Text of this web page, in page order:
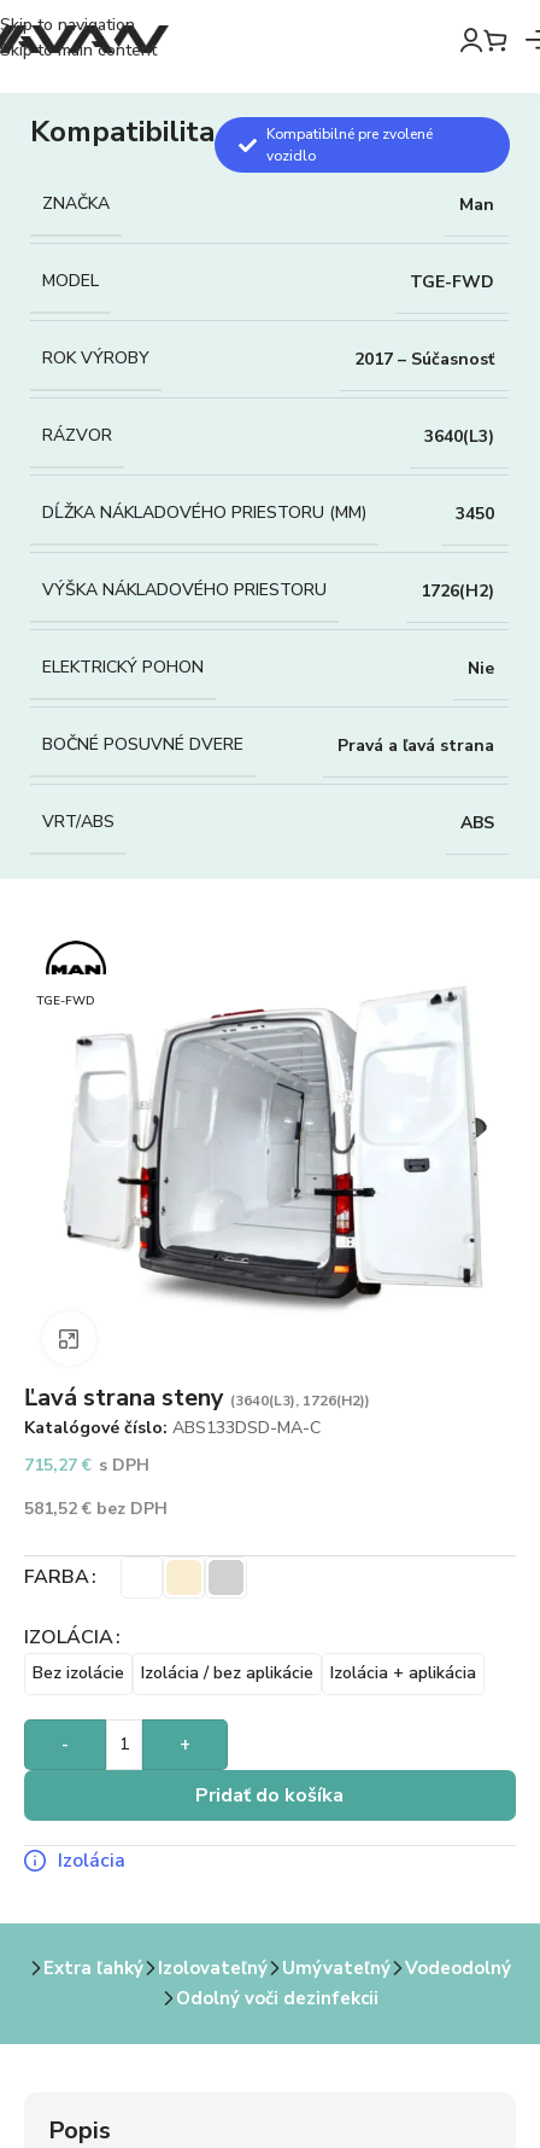
Skip to navigation
Skip to main content
Kompatibilita
Kompatibilné pre zvolené
vozidlo
ZNAČKA Man
MODEL TGE-FWD
ROK VÝROBY 2017 – Súčasnosť
RÁZVOR 3640(L3)
DĹŽKA NÁKLADOVÉHO PRIESTORU (MM) 3450
VÝŠKA NÁKLADOVÉHO PRIESTORU 1726(H2)
ELEKTRICKÝ POHON Nie
BOČNÉ POSUVNÉ DVERE Pravá a ľavá strana
VRT/ABS ABS
TGE-FWD
Ľavá strana steny (3640(L3), 1726(H2))
Katalógové číslo: ABS133DSD-MA-C
715,27€ s DPH
581,52€ bez DPH
FARBA
IZOLÁCIA
Bez izolácie Izolácia / bez aplikácie Izolácia + aplikácia
- +
Pridať do košíka
Izolácia
Extra ľahký Izolovateľný Umývateľný
Vodeodolný
Odolný voči dezinfekcii
Popis